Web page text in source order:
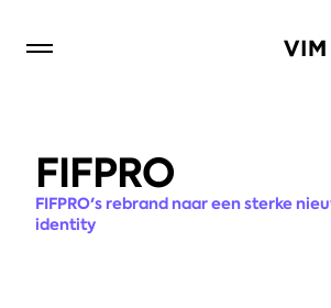
FIFPRO
FIFPRO's rebrand naar een sterke
identity